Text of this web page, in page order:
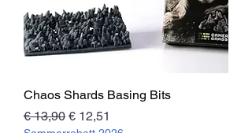
Chaos Shards Basing Bits
Standardpreis
€ 13,90 Sale-Preis
€ 12,51